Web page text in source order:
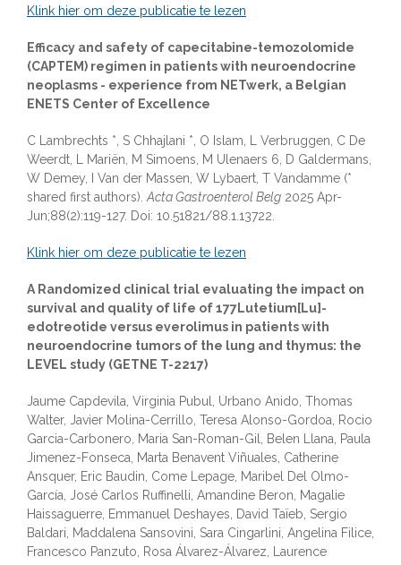
Klink hier om deze publicatie te lezen
Efficacy and safety of capecitabine-temozolomide
(CAPTEM) regimen in patients with neuroendocrine
neoplasms - experience from NETwerk, a Belgian
ENETS Center of Excellence
C Lambrechts *, S Chhajlani *, O Islam, L Verbruggen, C De
Weerdt, L Mariën, M Simoens, M Ulenaers 6, D Galdermans,
W Demey, I Van der Massen, W Lybaert, T Vandamme (*
shared first authors). Acta Gastroenterol Belg 2025 Apr-
Jun;88(2):119-127. Doi: 10.51821/88.1.13722.
Klink hier om deze publicatie te lezen
A Randomized clinical trial evaluating the impact on
survival and quality of life of 177Lutetium[Lu]-
edotreotide versus everolimus in patients with
neuroendocrine tumors of the lung and thymus: the
LEVEL study (GETNE T-2217)
Jaume Capdevila, Virginia Pubul, Urbano Anido, Thomas
Walter, Javier Molina-Cerrillo, Teresa Alonso-Gordoa, Rocio
Garcia-Carbonero, Maria San-Roman-Gil, Belen Llana, Paula
Jimenez-Fonseca, Marta Benavent Viñuales, Catherine
Ansquer, Eric Baudin, Come Lepage, Maribel Del Olmo-
García, José Carlos Ruffinelli, Amandine Beron, Magalie
Haissaguerre, Emmanuel Deshayes, David Taïeb, Sergio
Baldari, Maddalena Sansovini, Sara Cingarlini, Angelina Filice,
Francesco Panzuto, Rosa Álvarez-Álvarez, Laurence